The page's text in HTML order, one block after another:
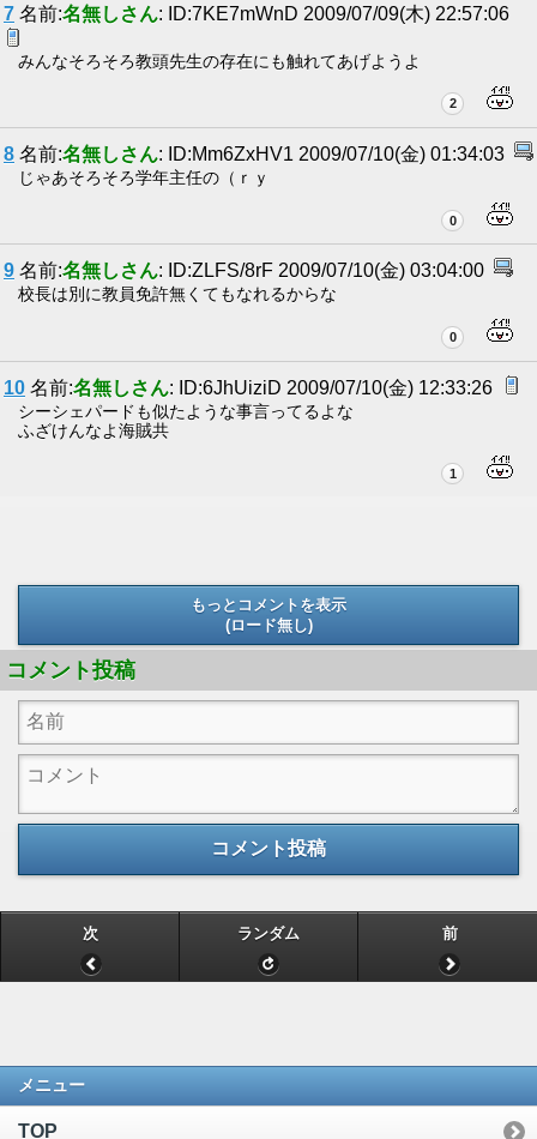
7 名前:名無しさん: ID:7KE7mWnD 2009/07/09(木) 22:57:06
みんなそろそろ教頭先生の存在にも触れてあげようよ
2
8 名前:名無しさん: ID:Mm6ZxHV1 2009/07/10(金) 01:34:03
じゃあそろそろ学年主任の（ｒｙ
0
9 名前:名無しさん: ID:ZLFS/8rF 2009/07/10(金) 03:04:00
校長は別に教員免許無くてもなれるからな
0
10 名前:名無しさん: ID:6JhUiziD 2009/07/10(金) 12:33:26
シーシェパードも似たような事言ってるよな
ふざけんなよ海賊共
1
もっとコメントを表示
(ロード無し)
コメント投稿
コメント投稿
次 ランダム 前
メニュー
TOP